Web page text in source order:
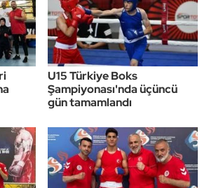
U15 Türkiye Boks
Şampiyonası'nda üçüncü
gün tamamlandı